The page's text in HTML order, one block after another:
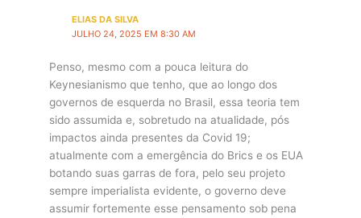
ELIAS DA SILVA
JULHO 24, 2025 EM 8:30 AM
Penso, mesmo com a pouca leitura do
Keynesianismo que tenho, que ao longo dos
governos de esquerda no Brasil, essa teoria tem
sido assumida e, sobretudo na atualidade, pós
impactos ainda presentes da Covid 19;
atualmente com a emergência do Brics e os EUA
botando suas garras de fora, pelo seu projeto
sempre imperialista evidente, o governo deve
assumir fortemente esse pensamento sob pena